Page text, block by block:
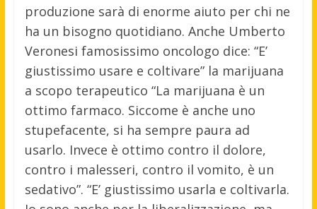
produzione sarà di enorme aiuto per chi ne
ha un bisogno quotidiano. Anche Umberto
Veronesi famosissimo oncologo dice: “E’
giustissimo usare e coltivare” la marijuana
a scopo terapeutico “La marijuana è un
ottimo farmaco. Siccome è anche uno
stupefacente, si ha sempre paura ad
usarlo. Invece è ottimo contro il dolore,
contro i malesseri, contro il vomito, è un
sedativo”. “E’ giustissimo usarla e coltivarla.